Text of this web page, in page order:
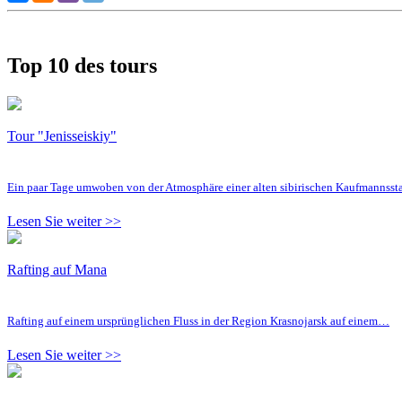
Top 10 des tours
Tour "Jenisseiskiy"
Ein paar Tage umwoben von der Atmosphäre einer alten sibirischen
Lesen Sie weiter >>
Rafting auf Mana
Rafting auf einem ursprünglichen Fluss in der Region Krasnojarsk auf einem…
Lesen Sie weiter >>